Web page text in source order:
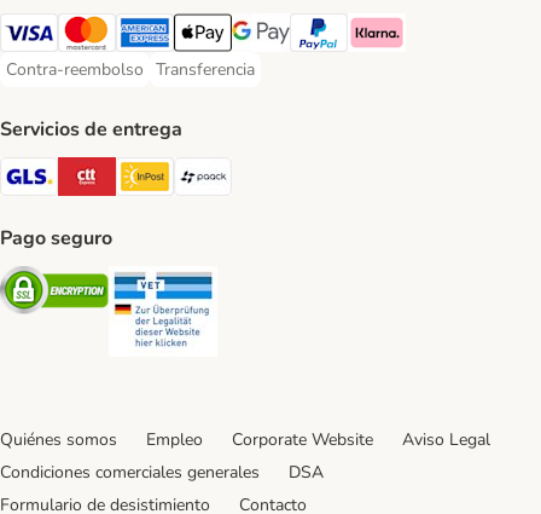
Visa Payment Method
Mastercard Payment Method
American Express Payment Method
Apple Pay Payment Method
Google Pay Payment Method
PayPal Payment Method
Klarna Payment Method
Contra-reembolso
Contra-reembolso Payment Method
Transferencia
Transferencia Payment Method
Servicios de entrega
GLS Shipping Method
CTTExpress Shipping Method
InPost Shipping Method
paack Shipping Method
Pago seguro
Security
Quiénes somos Empleo Corporate Website
Aviso Legal
Condiciones comerciales generales
DSA
Formulario de desistimiento
Contacto